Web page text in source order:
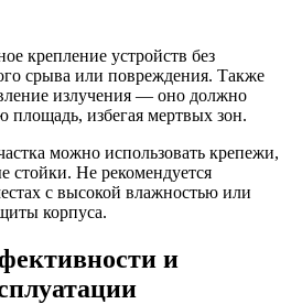
крепление устройств без
срыва или повреждения. Также
излучения — оно должно
площадь, избегая мертвых зон.
можно использовать крепежи,
стойки. Не рекомендуется
с высокой влажностью или
корпуса.
и